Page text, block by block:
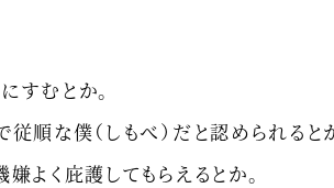
すむとか。
順な僕（しもべ）だと認められると
よく庇護してもらえるとか。